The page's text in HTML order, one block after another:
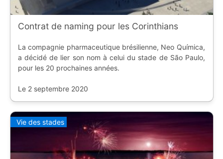
Contrat de naming pour les Corinthians
La compagnie pharmaceutique brésilienne, Neo Química,
a décidé de lier son nom à celui du stade de São Paulo,
pour les 20 prochaines années.
Le 2 septembre 2020
Vie des stades